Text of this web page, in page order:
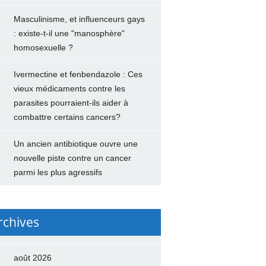
Masculinisme, et influenceurs gays
: existe-t-il une "manosphère"
homosexuelle ?
Ivermectine et fenbendazole : Ces
vieux médicaments contre les
parasites pourraient-ils aider à
combattre certains cancers?
Un ancien antibiotique ouvre une
nouvelle piste contre un cancer
parmi les plus agressifs
août 2026